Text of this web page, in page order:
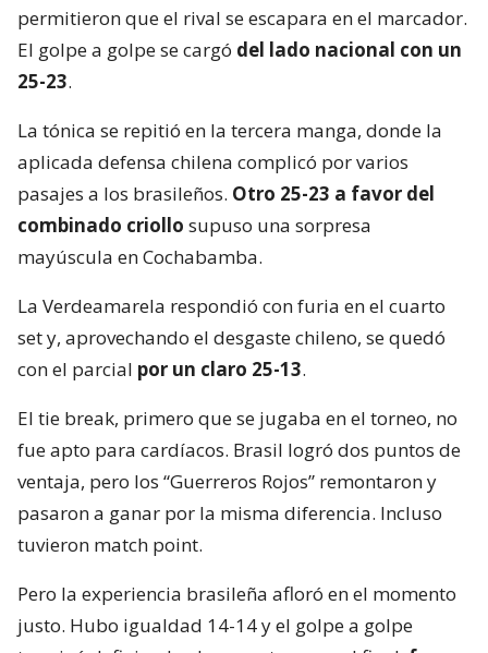
permitieron que el rival se escapara en el marcador.
El golpe a golpe se cargó del lado nacional con un
25-23.
La tónica se repitió en la tercera manga, donde la
aplicada defensa chilena complicó por varios
pasajes a los brasileños. Otro 25-23 a favor del
combinado criollo supuso una sorpresa
mayúscula en Cochabamba.
La Verdeamarela respondió con furia en el cuarto
set y, aprovechando el desgaste chileno, se quedó
con el parcial por un claro 25-13.
El tie break, primero que se jugaba en el torneo, no
fue apto para cardíacos. Brasil logró dos puntos de
ventaja, pero los “Guerreros Rojos” remontaron y
pasaron a ganar por la misma diferencia. Incluso
tuvieron match point.
Pero la experiencia brasileña afloró en el momento
justo. Hubo igualdad 14-14 y el golpe a golpe